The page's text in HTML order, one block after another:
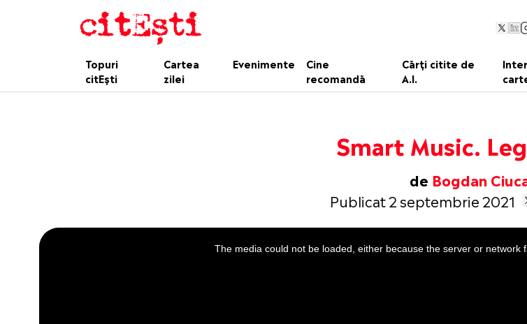
Topuri
citEști
Cartea
zilei
Evenimente
Cine
recomandă
Cărți citite de
A.I.
Smart Music.
de Bogdan
Publicat 2 septembrie 2021
This
is
a
The media could not be loaded, either because the server or network